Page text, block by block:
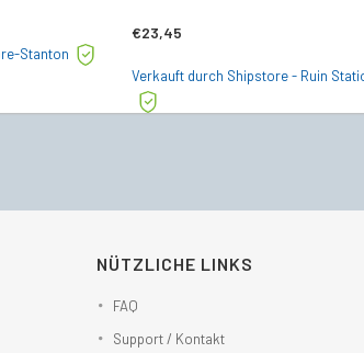
Stanton
€23,45
Verkauft durch Shipstore - Ruin
NÜTZLICHE LINKS
FAQ
Support / Kontakt